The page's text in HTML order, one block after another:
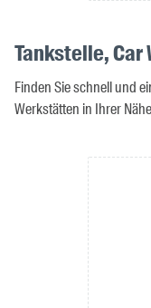
Tankstelle, Car
Finden Sie schnell und
Werkstätten in Ihrer